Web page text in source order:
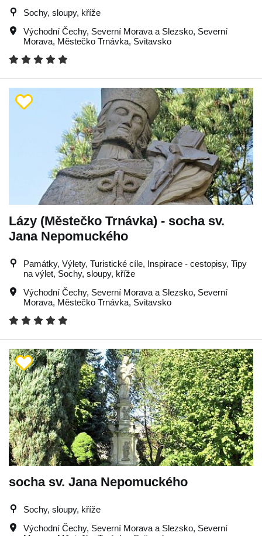
Sochy, sloupy, kříže
Východní Čechy, Severní Morava a Slezsko, Severní
Morava, Městečko Trnávka, Svitavsko
Lázy (Městečko Trnávka) - socha sv.
Jana Nepomuckého
Památky, Výlety, Turistické cíle, Inspirace - cestopisy, Tipy
na výlet, Sochy, sloupy, kříže
Východní Čechy, Severní Morava a Slezsko, Severní
Morava, Městečko Trnávka, Svitavsko
socha sv. Jana Nepomuckého
Sochy, sloupy, kříže
Východní Čechy, Severní Morava a Slezsko, Severní